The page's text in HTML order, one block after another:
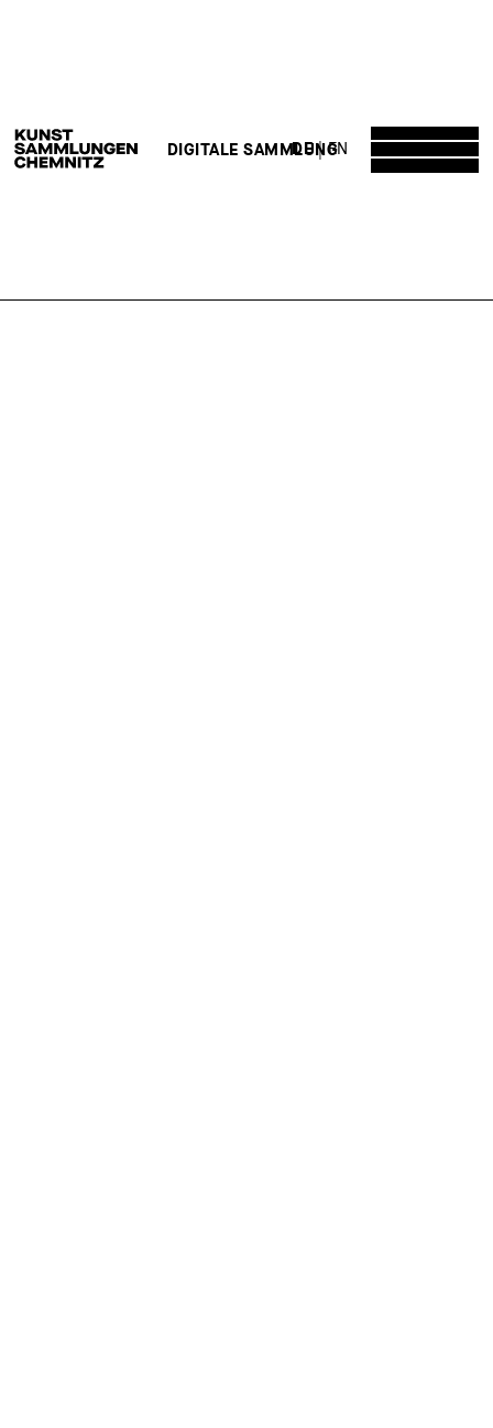
DE EN
DIGITALE SAMMLUNG